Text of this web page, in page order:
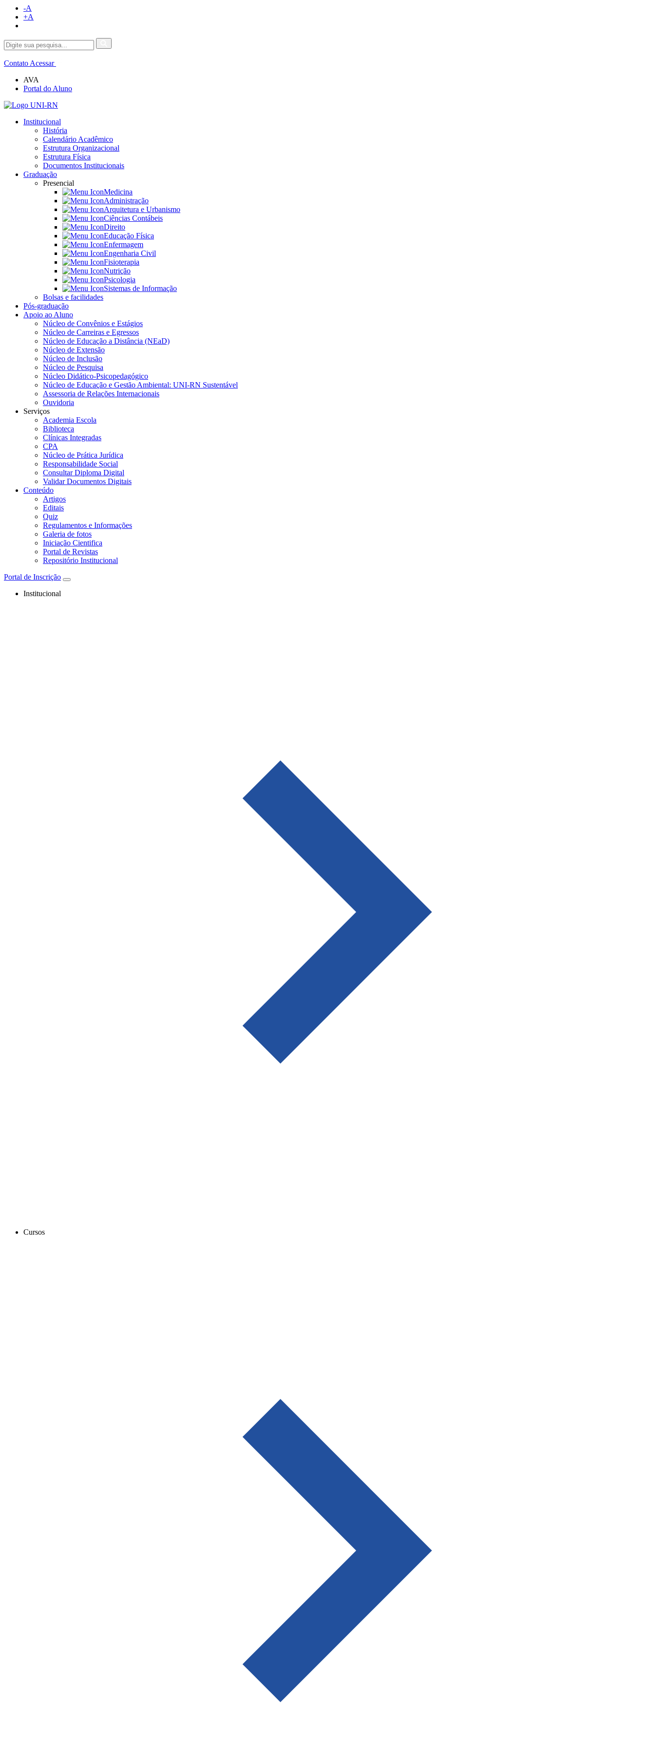
-A
+A
Contato Acessar
AVA
Portal do Aluno
Institucional
História
Calendário Acadêmico
Estrutura Organizacional
Estrutura Física
Documentos Institucionais
Graduação
Presencial
Medicina
Administração
Arquitetura e Urbanismo
Ciências Contábeis
Direito
Educação Física
Enfermagem
Engenharia Civil
Fisioterapia
Nutrição
Psicologia
Sistemas de Informação
Bolsas e facilidades
Pós-graduação
Apoio ao Aluno
Núcleo de Convênios e Estágios
Núcleo de Carreiras e Egressos
Núcleo de Educação a Distância (NEaD)
Núcleo de Extensão
Núcleo de Inclusão
Núcleo de Pesquisa
Núcleo Didático-Psicopedagógico
Núcleo de Educação e Gestão Ambiental: UNI-RN Sustentável
Assessoria de Relações Internacionais
Ouvidoria
Serviços
Academia Escola
Biblioteca
Clínicas Integradas
CPA
Núcleo de Prática Jurídica
Responsabilidade Social
Consultar Diploma Digital
Validar Documentos Digitais
Conteúdo
Artigos
Editais
Quiz
Regulamentos e Informações
Galeria de fotos
Iniciação Cientifica
Portal de Revistas
Repositório Institucional
Portal de Inscrição
Institucional
Cursos